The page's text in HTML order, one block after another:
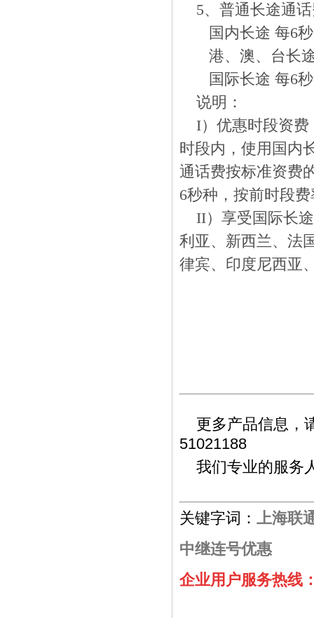
5、普通长途通
国内长途 每6秒
港、澳、台长
国际长途 每6秒
说明：
I）优惠时段资
时段内，使用国内
通话费按标准资费
6秒种，按前时段
II）享受国际长
利亚、新西兰、法
律宾、印度尼西亚
更多产品信息，
51021188
我们专业的服务
关键字词： 上海联
中继连号优惠
企业用户服务热线